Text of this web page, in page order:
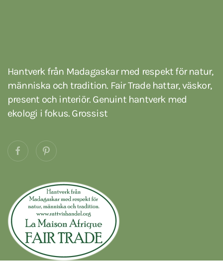
Hantverk från Madagaskar med respekt för natur,
människa och tradition. Fair Trade hattar, väskor,
present och interiör. Genuint hantverk med
ekologi i fokus. Grossist